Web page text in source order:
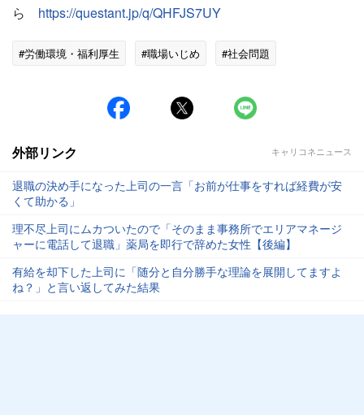
ら https://questant.jp/q/QHFJS7UY
#労働環境・福利厚生 #職場いじめ #社会問題
外部リンク キャリコネニュース
退職の決め手になった上司の一言「お前が仕事をすれば経費が安
くて助かる」
理不尽上司にムカついたので「そのまま事務所でエリアマネージ
ャーに電話して退職」薬局を即行で辞めた女性【後編】
有給を却下した上司に「随分と自分勝手な理論を展開してますよ
ね？」と言い返してみた結果